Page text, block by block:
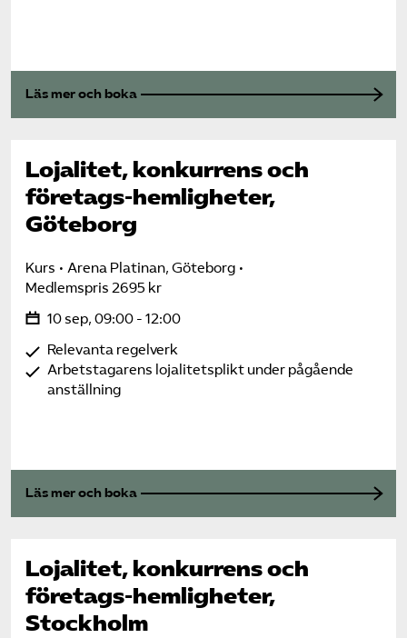
Läs mer och boka
Lojalitet, konkurrens och
företags-hemligheter,
Göteborg
Kurs
Arena Platinan, Göteborg
Medlemspris 2695 kr
10 sep, 09:00 - 12:00
Relevanta regelverk
Arbetstagarens lojalitetsplikt under pågående
anställning
Läs mer och boka
Lojalitet, konkurrens och
företags-hemligheter,
Stockholm